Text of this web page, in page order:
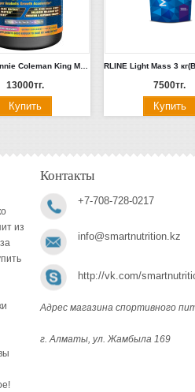
13000тг. 7500тг.
из
Контакты
+7-708-728-0217
info@smartnutrition.kz
http://vk.com/
Адрес магазина спортивного
г. Алматы, ул. Жамбыла 169